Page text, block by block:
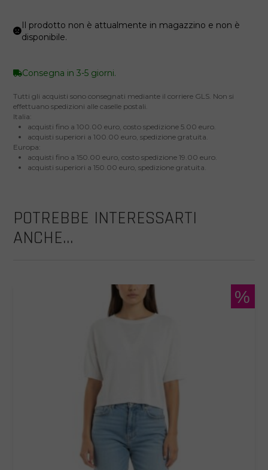
Il prodotto non è attualmente in magazzino e non è
disponibile.
Consegna in 3-5 giorni.
Tutti gli acquisti sono consegnati mediante il corriere GLS. Non si
effettuano spedizioni alle caselle postali.
Italia:
acquisti fino a 100.00 euro, costo spedizione 5.00 euro.
acquisti superiori a 100.00 euro, spedizione gratuita.
Europa:
acquisti fino a 150.00 euro, costo spedizione 19.00 euro.
acquisti superiori a 150.00 euro, spedizione gratuita.
POTREBBE INTERESSARTI
ANCHE...
%